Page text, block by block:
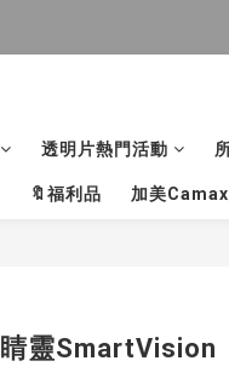
透明片熱門活動
🔖福利品 加美
睛靈SmartVision